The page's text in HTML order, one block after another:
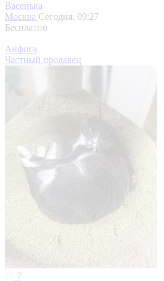
Васенька
Москва Сегодня, 09:27
Бесплатно
Анфиса
Частный продавец
7